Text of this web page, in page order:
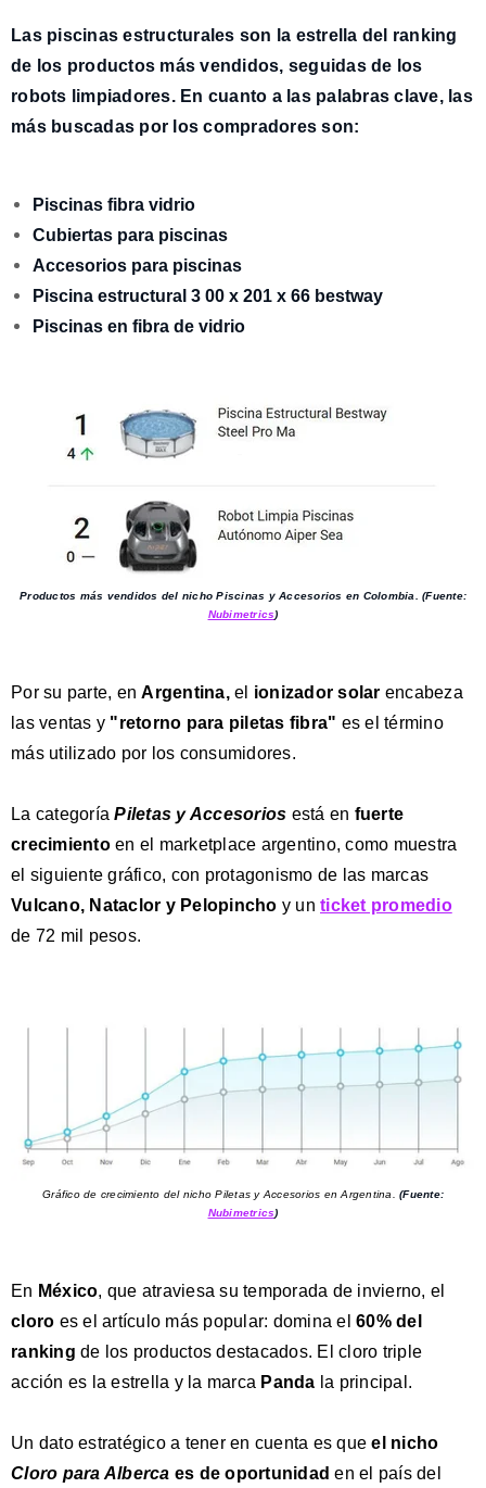
Las piscinas estructurales son la estrella del ranking
de los productos más vendidos, seguidas de los
robots limpiadores. En cuanto a laspalabras clave, las
más buscadas por los compradores son:
Piscinas fibra vidrio
Cubiertas para piscinas
Accesorios para piscinas
Piscina estructural 3 00 x 201 x 66 bestway
Piscinas en fibra de vidrio
Productos más vendidos del nicho Piscinas y Accesorios en Colombia. (Fuente:
Nubimetrics)
Por su parte, enArgentina, el ionizador solar encabeza
las ventas y "retorno para piletas fibra" es el término
más utilizado por los consumidores.
La categoríaPiletas y Accesorios está en fuerte
crecimientoen el marketplace argentino, como muestra
el siguiente gráfico, con protagonismo de las marcas
Vulcano, Nataclor y Pelopincho y un ticket promedio
de 72 mil pesos.
Gráfico de crecimiento del nicho Piletas y Accesorios en Argentina. (Fuente:
Nubimetrics)
En México, que atraviesa su temporada de invierno, el
cloro es el artículo más popular: domina el 60% del
ranking de los productos destacados. El cloro triple
acción es la estrella y la marca Panda la principal.
Un dato estratégico a tener en cuenta es que el nicho
Cloro para Alberca es de oportunidad en el país del